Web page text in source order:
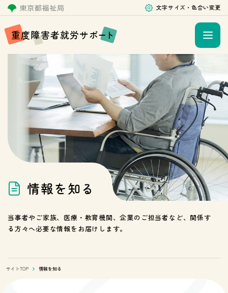
文字サイズ・色合い変更
重度障害者就労サポート
情報を知る
当事者やご家族、医療・教育機関、企業のご担当者など、 関係す
る方々へ必要な情報をお届けします。
サイトTOP 情報を知る